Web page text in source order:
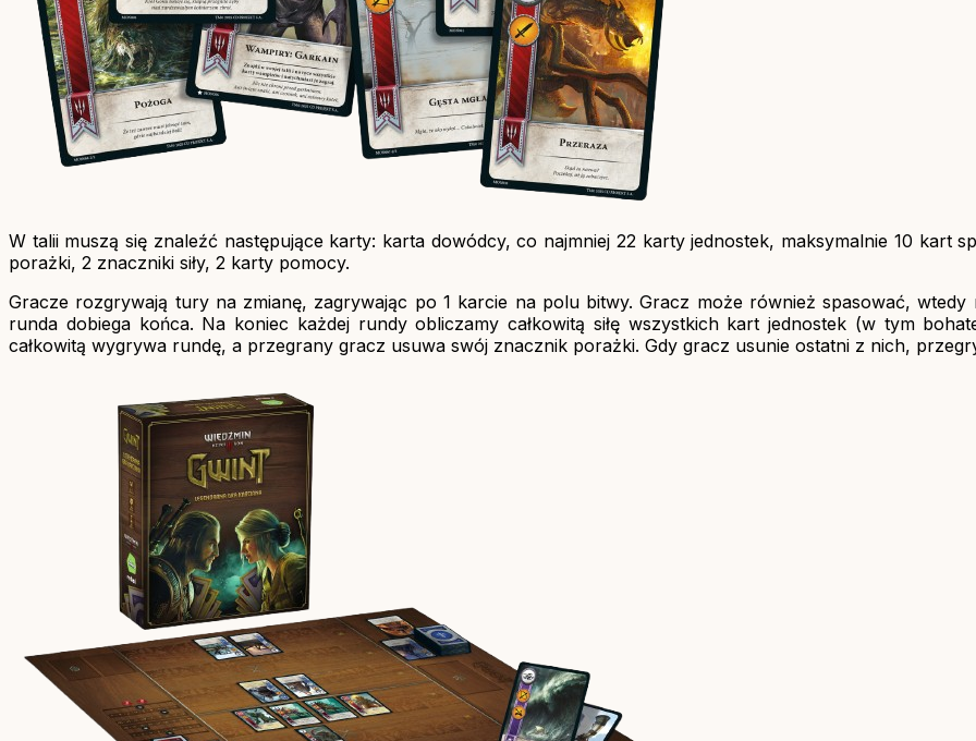
W talii muszą się znaleźć następujące karty: karta dowódcy, co najmniej 22 karty jednostek, maksymalnie 10 kart
porażki, 2 znaczniki siły, 2 karty pomocy.
Gracze rozgrywają tury na zmianę, zagrywając po 1 karcie na polu bitwy. Gracz może również spasować,
runda dobiega końca. Na koniec każdej rundy obliczamy całkowitą siłę wszystkich kart jednostek (w tym
całkowitą wygrywa rundę, a przegrany gracz usuwa swój znacznik porażki. Gdy gracz usunie ostatni z nich,